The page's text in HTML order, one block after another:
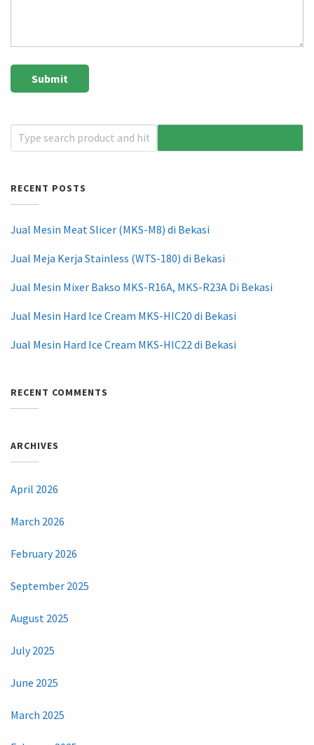
RECENT POSTS
Jual Mesin Meat Slicer (MKS-M8) di Bekasi
Jual Meja Kerja Stainless (WTS-180) di Bekasi
Jual Mesin Mixer Bakso MKS-R16A, MKS-R23A Di Bekasi
Jual Mesin Hard Ice Cream MKS-HIC20 di Bekasi
Jual Mesin Hard Ice Cream MKS-HIC22 di Bekasi
RECENT COMMENTS
ARCHIVES
April 2026
March 2026
February 2026
September 2025
August 2025
July 2025
June 2025
March 2025